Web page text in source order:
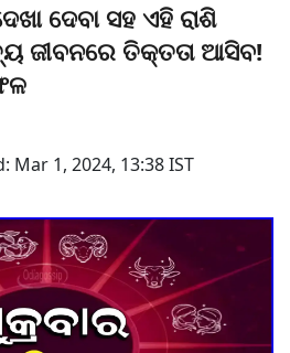
ଦେବା ସହ ଏହି ରାଶି
ଜୀବନରେ ତିକ୍ତତା ଆସିବ!
Mar 1, 2024, 13:38 IST